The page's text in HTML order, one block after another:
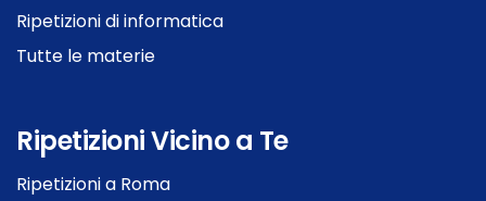
Ripetizioni di informatica
Tutte le materie
Ripetizioni Vicino a Te
Ripetizioni a Roma